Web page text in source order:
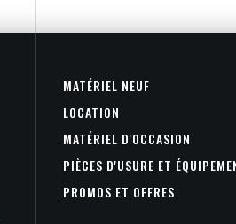
MATÉRIEL NEUF
LOCATION
MATÉRIEL D'OCCASION
PIÈCES D'USURE ET
PROMOS ET OFFRES